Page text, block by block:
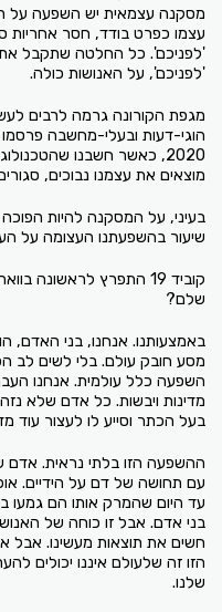
מסקנה עצמאית יש השפעה על
עצמו כפרט בודד, חסר אחריות
'לפניכם'. כל החלטה שתקבל
'לפניכם', על האנושות כולה.
מגפת הקורונה גרמה לרבים
הוגי-דעות ובעלי-מחשבה
2020, כאשר חשבנו
מוצאים את עצמנו נבוכים,
בעיני, על המסקנה להיות
שיעור בהשפעתנו העצומה על
קוביד 19 התפרץ
שלם?
באמצעותנו. אנחנו, בני האדם,
מסע חובק עולם. בלי לשים לב
השפעה כלל עולמית. אנחנו
מדינות ויבשות. כל אדם שלא
בעל הכתר וסייע לו לעצור עוד
ההשפעה הזו בלתי נראית. אדם
עם תחושה של דם על הידיים.
עד היום שהמרק אותו הם גמעו
בני אדם. אבל זו כוחה של
חשים את תוצאות מעשינו. אבל
הזו זה שלעולם איננו יכולים
שלנו.